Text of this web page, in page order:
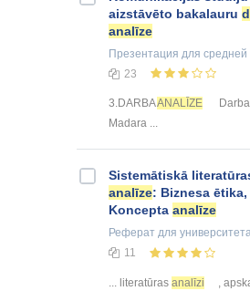
aizstāvēto bakalauru
analīze
Презентация для
23
3.DARBAANALĪZE
Madara ...
Sistemātiskā
analīze: Biznesa ētika,
Koncepta analīze
Реферат для
11
... literatūras analīzi
,